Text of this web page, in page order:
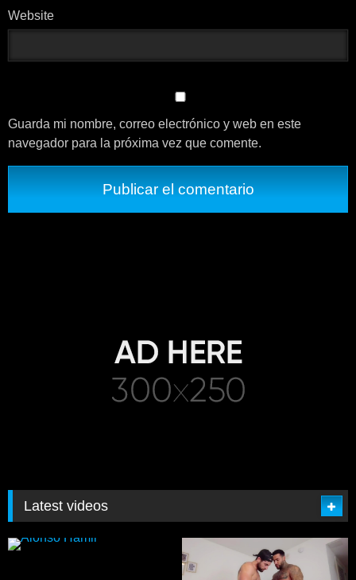
Website
Guarda mi nombre, correo electrónico y web en este
navegador para la próxima vez que comente.
Latest videos